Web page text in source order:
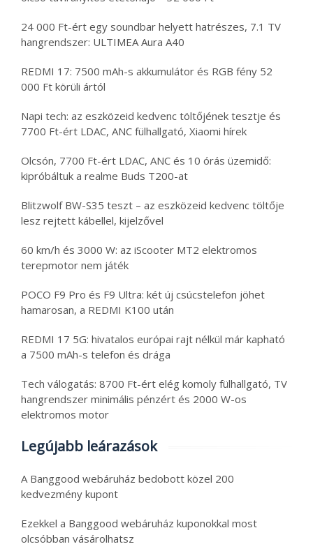
24 000 Ft-ért egy soundbar helyett hatrészes, 7.1 TV
hangrendszer: ULTIMEA Aura A40
REDMI 17: 7500 mAh-s akkumulátor és RGB fény 52
000 Ft körüli ártól
Napi tech: az eszközeid kedvenc töltőjének tesztje és
7700 Ft-ért LDAC, ANC fülhallgató, Xiaomi hírek
Olcsón, 7700 Ft-ért LDAC, ANC és 10 órás üzemidő:
kipróbáltuk a realme Buds T200-at
Blitzwolf BW-S35 teszt – az eszközeid kedvenc töltője
lesz rejtett kábellel, kijelzővel
60 km/h és 3000 W: az iScooter MT2 elektromos
terepmotor nem játék
POCO F9 Pro és F9 Ultra: két új csúcstelefon jöhet
hamarosan, a REDMI K100 után
REDMI 17 5G: hivatalos európai rajt nélkül már kapható
a 7500 mAh-s telefon és drága
Tech válogatás: 8700 Ft-ért elég komoly fülhallgató, TV
hangrendszer minimális pénzért és 2000 W-os
elektromos motor
Legújabb leárazások
A Banggood webáruház bedobott közel 200
kedvezmény kupont
Ezekkel a Banggood webáruház kuponokkal most
olcsóbban vásárolhatsz